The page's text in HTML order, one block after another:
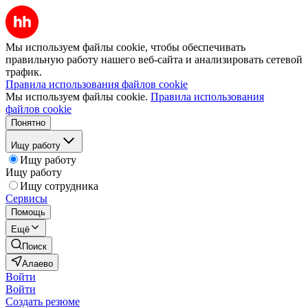
Мы используем файлы cookie, чтобы обеспечивать
правильную работу нашего веб-сайта и анализировать сетевой
трафик.
Правила использования файлов cookie
Мы используем файлы cookie. Правила использования
файлов cookie
Понятно
Ищу работу
Ищу работу
Ищу работу
Ищу сотрудника
Сервисы
Помощь
Ещё
Поиск
Алаево
Войти
Войти
Создать резюме